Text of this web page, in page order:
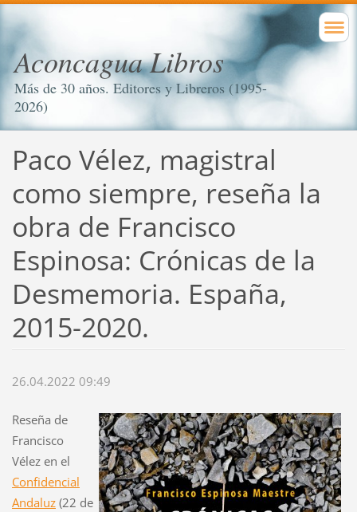
Aconcagua Libros
Más de 30 años. Editores y Libreros (1995-
2026)
Paco Vélez, magistral
como siempre, reseña la
obra de Francisco
Espinosa: Crónicas de la
Desmemoria. España,
2015-2020.
26.04.2022 09:49
Reseña de
Francisco
Vélez en el
Confidencial
Andaluz(22 de